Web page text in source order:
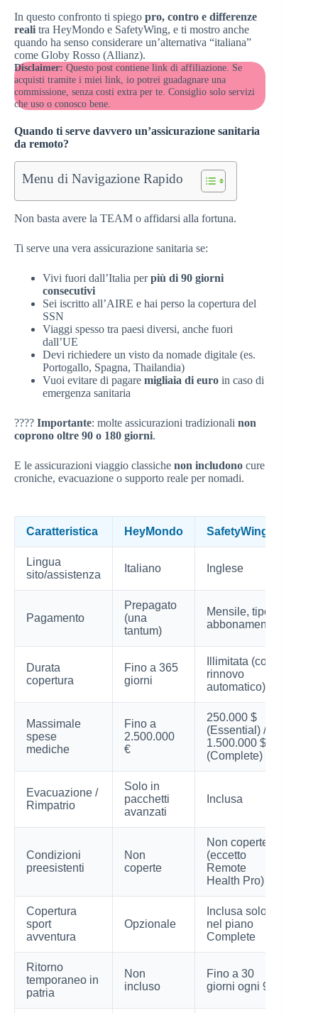
In questo confronto ti spiego pro, contro e differenze
reali tra HeyMondo e SafetyWing, e ti mostro anche
quando ha senso considerare un’alternativa “italiana”
come Globy Rosso (Allianz).
Disclaimer: Questo post contiene link di affiliazione. Se
acquisti tramite i miei link, io potrei guadagnare una
commissione, senza costi extra per te. Consiglio solo servizi
che uso o conosco bene.
Quando ti serve davvero un’assicurazione sanitaria
da remoto?
Menu di Navigazione Rapido
Non basta avere la TEAM o affidarsi alla fortuna.
Ti serve una vera assicurazione sanitaria se:
Vivi fuori dall’Italia perpiù di 90 giorni
consecutivi
Sei iscritto all’AIRE e hai perso la copertura del
SSN
Viaggi spesso tra paesi diversi, anche fuori
dall’UE
Devi richiedere un visto da nomade digitale (es.
Portogallo, Spagna, Thailandia)
Vuoi evitare di pagare migliaia di euro in caso di
emergenza sanitaria
???? Importante: molte assicurazioni tradizionali non
coprono oltre 90 o 180 giorni.
E le assicurazioni viaggio classiche non includono cure
croniche, evacuazione o supporto reale per nomadi.
Caratteristica HeyMondo SafetyWing
Lingua
sito/assistenza
Italiano Inglese
Pagamento
Prepagato
(una
tantum)
Mensile, tipo
abbonamento
Durata
copertura
Fino a 365
giorni
Illimitata (con
rinnovo
automatico)
Massimale
spese
mediche
Fino a
2.500.000
€
250.000 $
(Essential) /
1.500.000 $
(Complete)
Evacuazione /
Rimpatrio
Solo in
pacchetti
avanzati
Inclusa
Condizioni
preesistenti
Non
coperte
Non coperte
(eccetto
Remote
Health Pro)
Copertura
sport
avventura
Opzionale
Inclusa solo
nel piano
Complete
Ritorno
temporaneo in
patria
Non
incluso
Fino a 30
giorni ogni 90